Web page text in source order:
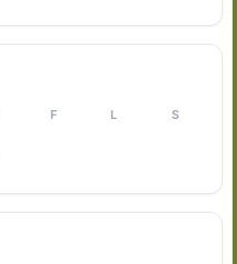
F L S